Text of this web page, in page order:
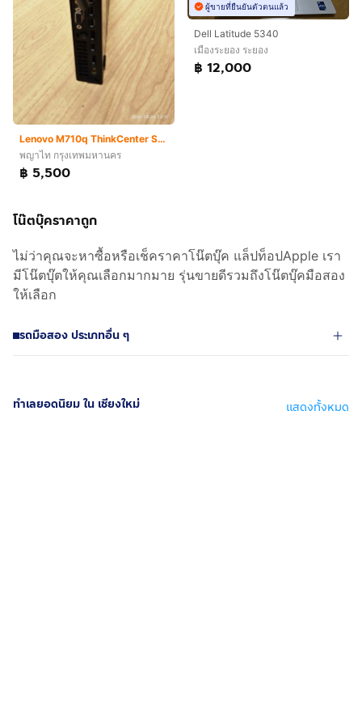
Lenovo M710q ThinkCenter SSF (แค่ Harddisk ก็ คุ้มแล้ว)
พญาไท กรุงเทพมหานคร
฿ 5,500
ผู้ขายที่ยืนยันตัวตนแล้ว
Dell Latitude 5340
เมืองระยอง ระยอง
฿ 12,000
โน๊ตบุ๊คราคาถูก
ไม่ว่าคุณจะหาซื้อหรือเช็คราคาโน๊ตบุ๊ค แล็ปท็อปApple เรา
มีโน๊ตบุ๊ตให้คุณเลือกมากมาย รุ่นขายดีรวมถึงโน๊ตบุ๊คมือสอง
ให้เลือก
รถมือสอง ประเภทอื่น ๆ
ทำเลยอดนิยม ใน เชียงใหม่ แสดงทั้งหมด